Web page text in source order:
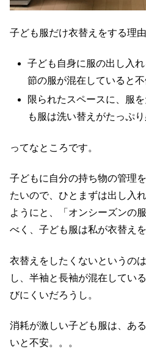
子ども服だけ衣替えをする理
子ども自身に服の出し入
節の服が混在していると不
限られたスペースに、服
も服は洗い替えがたっぷ
ってなところです。
子どもに自分の持ち物の管理
たいので、ひとまずは出し入
ようにと、「オンシーズンの
べく、子ども服は私が衣替えを
衣替えをしたくないというの
し、半袖と長袖が混在してい
びにくいだろうし。
消耗が激しい子ども服は、あ
いと不安。。。